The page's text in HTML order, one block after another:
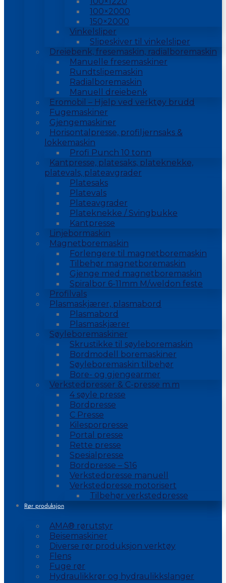
100×2000
150×2000
Vinkelsliper
Slipeskiver til vinkelsliper
Dreiebenk, fresemaskin, radialboremaskin
Manuelle fresemaskiner
Rundtslipemaskin
Radialboremaskin
Manuell dreiebenk
Eromobil – Hjelp ved verktøy brudd
Fugemaskiner
Gjengemaskiner
Horisontalpresse, profiljernsaks &
lokkemaskin
Profi Punch 10 tonn
Kantpresse, platesaks, plateknekke,
platevals, plateavgrader
Platesaks
Platevals
Plateavgrader
Plateknekke / Svingbukke
Kantpresse
Linjebormaskin
Magnetboremaskin
Forlengere til magnetboremaskin
Tilbehør magnetboremaskin
Gjenge med magnetboremaskin
Spiralbor 6-11mm M/weldon feste
Profilvals
Plasmaskjærer, plasmabord
Plasmabord
Plasmaskjærer
Søyleboremaskiner
Skrustikke til søyleboremaskin
Bordmodell boremaskiner
Søyleboremaskin tilbehør
Bore- og gjengearmer
Verkstedpresser & C-presse m.m
4 søyle presse
Bordpresse
C Presse
Kilesporpresse
Portal presse
Rette presse
Spesialpresse
Bordpresse – S16
Verkstedpresse manuell
Verkstedpresse motorisert
Tilbehør verkstedpresse
Rør produksjon
AMA® rørutstyr
Beisemaskiner
Diverse rør produksjon verktøy
Flens
Fuge rør
Hydraulikkrør og hydraulikkslanger